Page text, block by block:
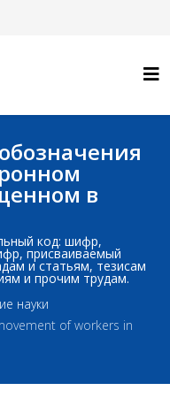
в
код: шифр,
присваиваемый
и статьям, тезисам
и прочим трудам.
науки
of workers in